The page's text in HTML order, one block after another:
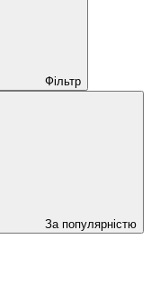
Фільтр
За популярністю